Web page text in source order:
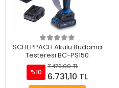
SCHEPPACH Akülü Budama
Testeresi BC-PS150
%10
7.479,00 TL
6.731,10 TL